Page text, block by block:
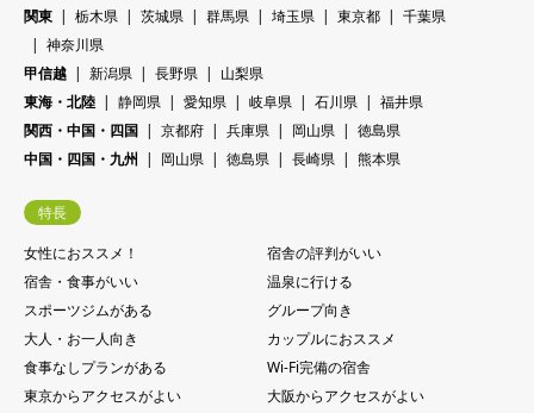
関東
栃木県 茨城県 群馬県 埼玉県 東京都
千葉県
神奈川県
甲信越
新潟県 長野県
山梨県
東海・北陸
静岡県 愛知県 岐阜県 石川県
福井県
関西・中国・四国
京都府 兵庫県 岡山県
徳島県
中国・四国・九州
岡山県 徳島県 長崎県 熊本県
特長
女性におススメ！
宿舎の評判がいい
宿舎・食事がいい
温泉に行ける
スポーツジムがある
グループ向き
大人・お一人向き
カップルにおススメ
食事なしプランがある
Wi-Fi完備の宿舎
東京からアクセスがよい
大阪からアクセスがよい